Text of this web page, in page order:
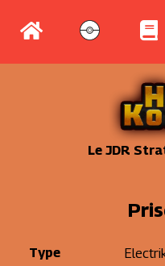
Le JDR
Type